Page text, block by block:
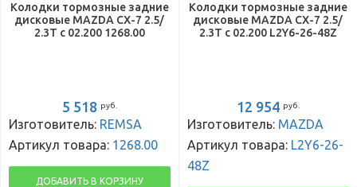
Колодки тормозные задние
дисковые MAZDA CX-7 2.5/
2.3T с 02.200 1268.00
5 518 руб.
Изготовитель: REMSA
Артикул товара: 1268.00
ДОБАВИТЬ В КОРЗИНУ
Колодки тормозные задние
дисковые MAZDA CX-7 2.5/
2.3T с 02.200 L2Y6-26-48Z
12 954 руб.
Изготовитель: MAZDA
Артикул товара: L2Y6-26-
48Z